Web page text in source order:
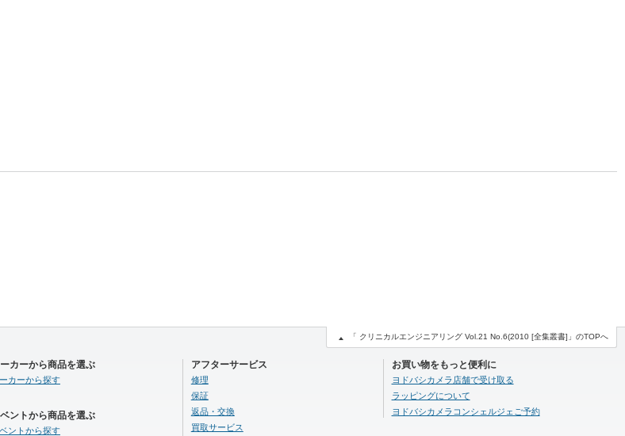
カーから商品を選ぶ
カーから探す
ントから商品を選ぶ
ントから探す
アフターサービス
修理
保証
返品・交換
買取サービス
お買い物をもっと便利に
ヨドバシカメラ店舗で受け取る
ラッピングについて
ヨドバシカメラコンシェルジェご予約
「 クリニカルエンジニアリング Vol.21 No.6(2010 [全集叢書]」のTOPへ